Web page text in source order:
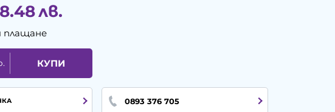
лв.
плащане
КУПИ
0893 376 705